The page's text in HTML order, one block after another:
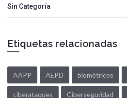
Sin Categoría
Etiquetas relacionadas
AAPP AEPD biométricos
ciberataques Ciberseguridad